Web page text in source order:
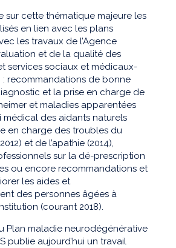
sur cette thématique majeure les
en lien avec les plans
les travaux de l’Agence
et de la qualité des
services sociaux et médicaux-
: recommandations de bonne
et la prise en charge de
et maladies apparentées
médical des aidants naturels
en charge des troubles du
et de l’apathie (2014),
sur la dé-prescription
ou encore recommandations et
les aides et
des personnes âgées à
(courant 2018).
Plan maladie neurodégénérative
publie aujourd’hui un travail